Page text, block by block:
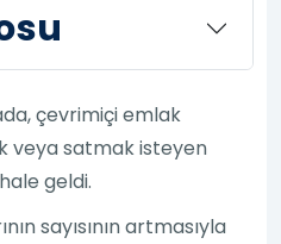
çevrimiçi emlak
veya satmak isteyen
geldi.
sayısının artmasıyla